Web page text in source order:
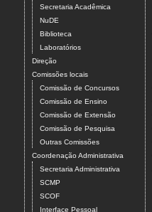
Secretaria Acadêmica
NuDE
Biblioteca
Laboratórios
Direção
Comissões locais
Comissão de Concursos
Comissão de Ensino
Comissão de Extensão
Comissão de Pesquisa
Outras Comissões
Coordenação Administrativa
Secretaria Administrativa
SCMP
SCOF
Interface Pessoal